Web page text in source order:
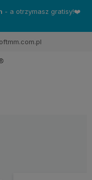
gratisy!❤️